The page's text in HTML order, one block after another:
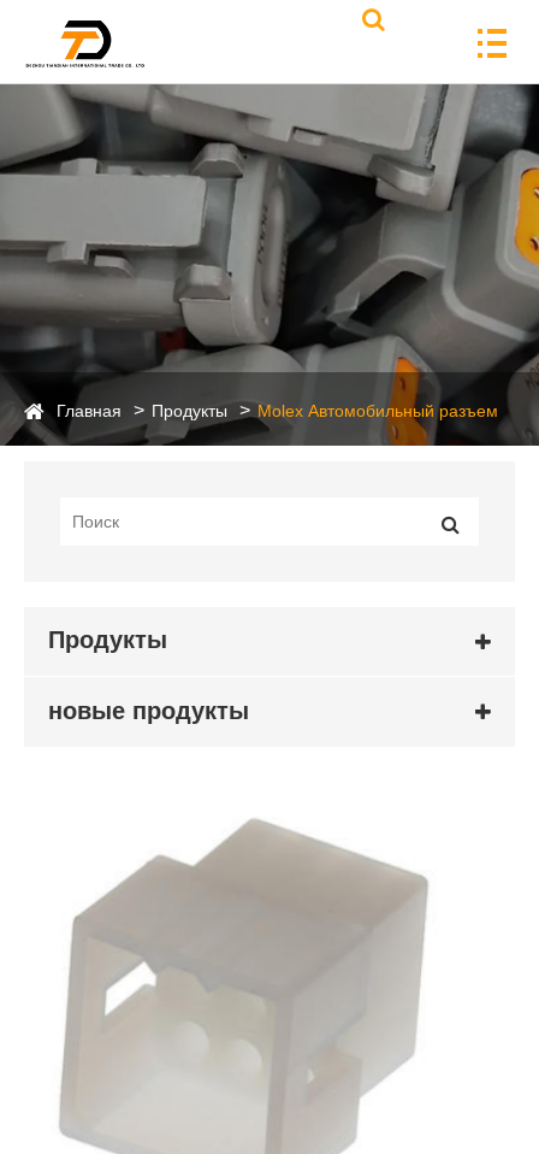
Главная Продукты Molex Автомобильный разъем
Продукты
новые продукты